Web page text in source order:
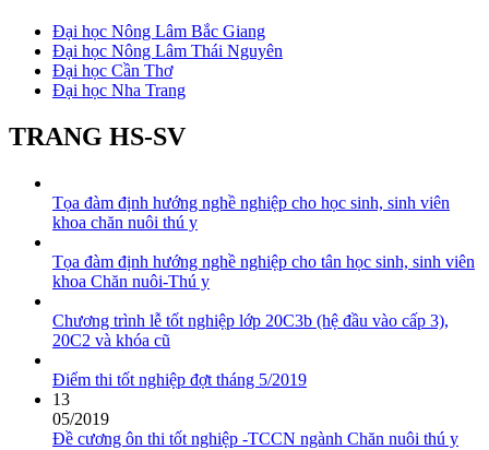
Đại học Nông Lâm Bắc Giang
Đại học Nông Lâm Thái Nguyên
Đại học Cần Thơ
Đại học Nha Trang
TRANG HS-SV
Tọa đàm định hướng nghề nghiệp cho học sinh, sinh viên
khoa chăn nuôi thú y
Tọa đàm định hướng nghề nghiệp cho tân học sinh, sinh viên
khoa Chăn nuôi-Thú y
Chương trình lễ tốt nghiệp lớp 20C3b (hệ đầu vào cấp 3),
20C2 và khóa cũ
Điểm thi tốt nghiệp đợt tháng 5/2019
13
05/2019
Đề cương ôn thi tốt nghiệp -TCCN ngành Chăn nuôi thú y